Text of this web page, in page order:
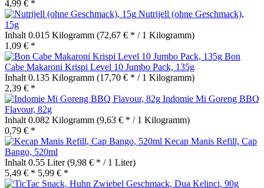
4,99 € *
Nutrijell (ohne Geschmack),
15g
Inhalt 0.015 Kilogramm (72,67 € * / 1 Kilogramm)
1,09 € *
Bon
Cabe Makaroni Krispi Level 10 Jumbo Pack, 135g
Inhalt 0.135 Kilogramm (17,70 € * / 1 Kilogramm)
2,39 € *
Indomie Mi Goreng BBQ
Flavour, 82g
Inhalt 0.082 Kilogramm (9,63 € * / 1 Kilogramm)
0,79 € *
Kecap Manis Refill, Cap
Bango, 520ml
Inhalt 0.55 Liter(9,98 € * / 1 Liter)
5,49 € * 5,99 € *